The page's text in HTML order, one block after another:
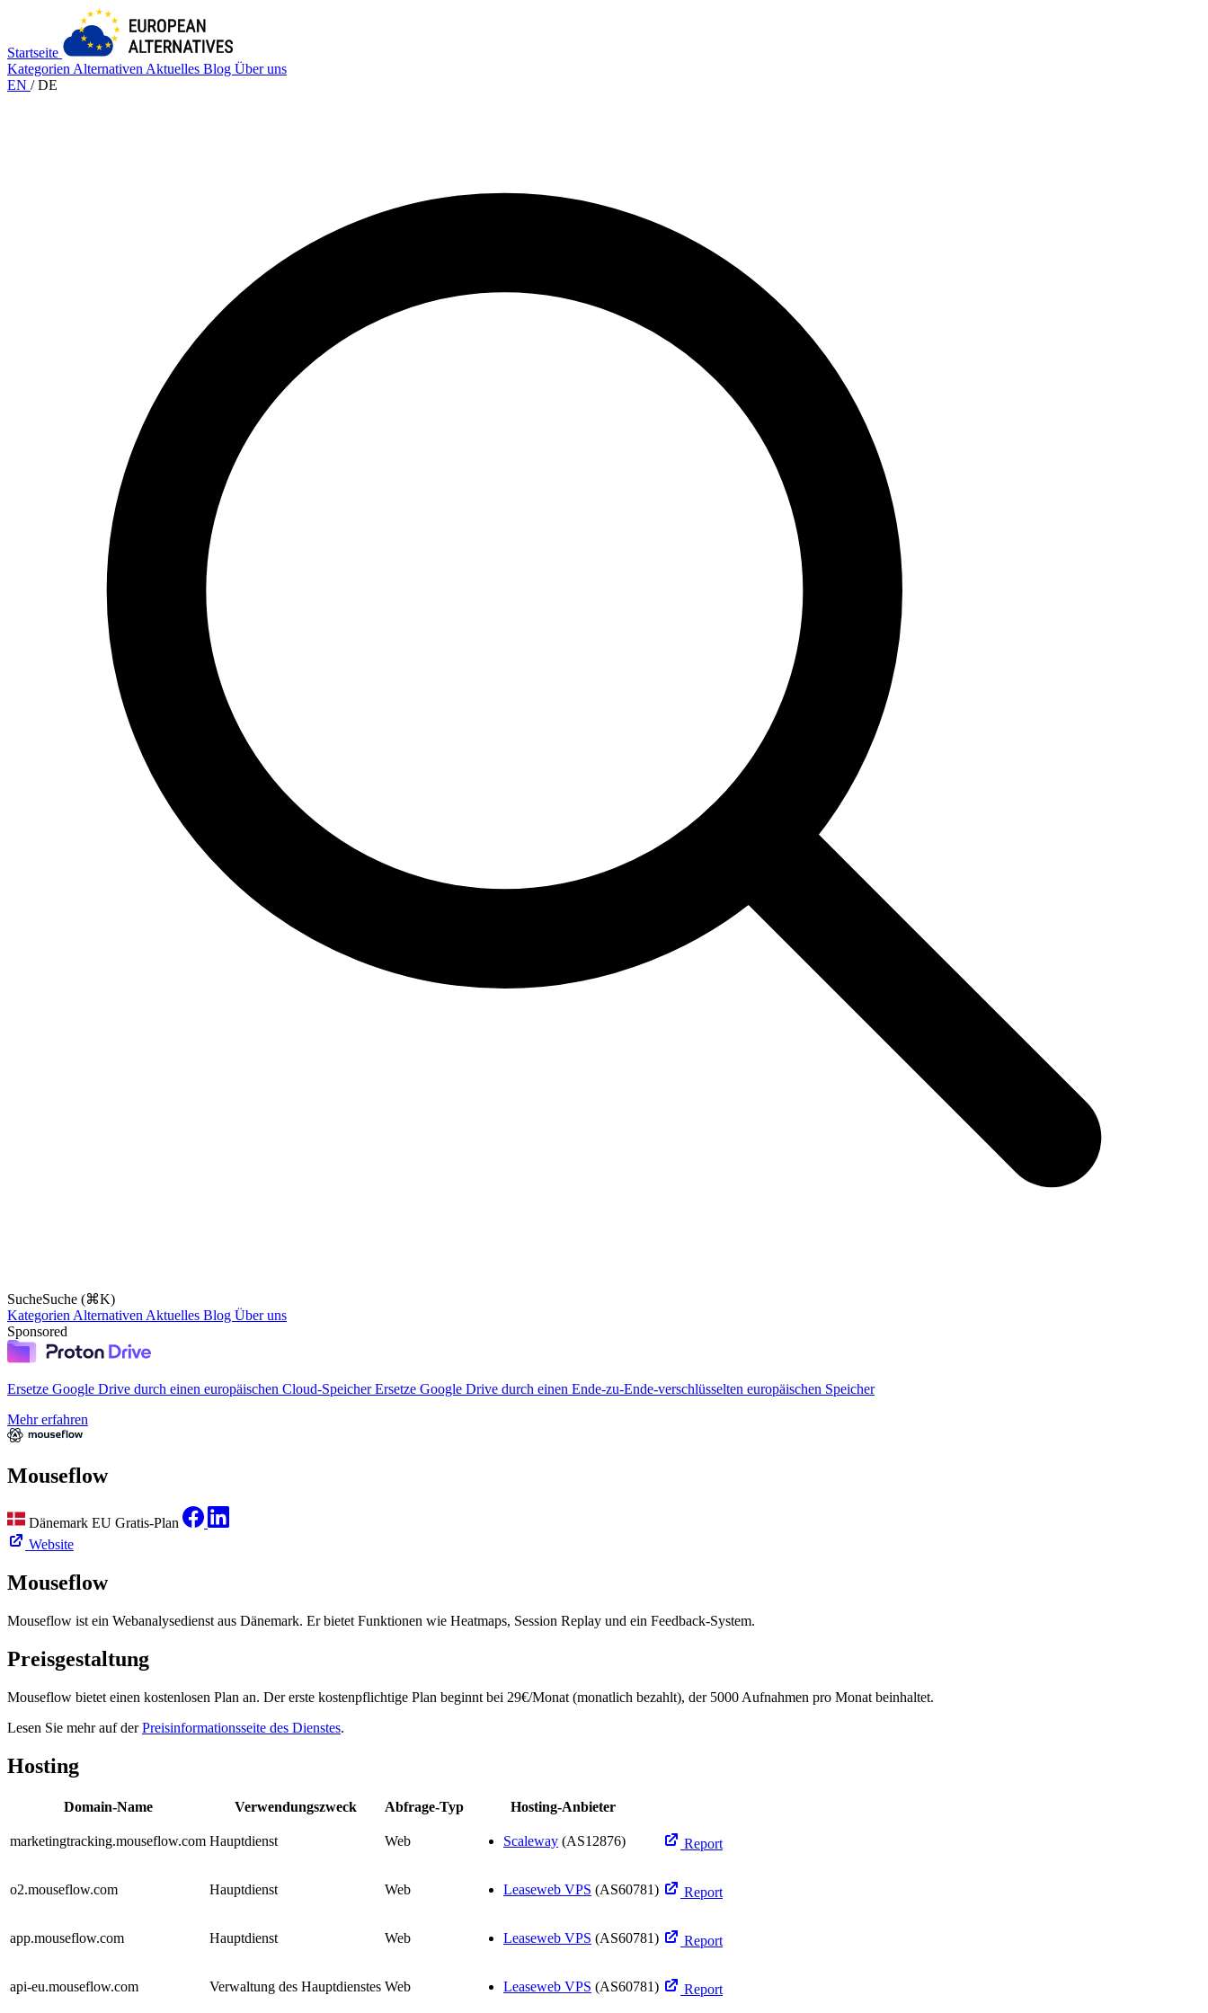
Startseite
Kategorien Alternativen Aktuelles Blog Über uns
EN / DE
SucheSuche (⌘K)
Kategorien Alternativen Aktuelles Blog Über uns
Sponsored
Ersetze Google Drive durch einen europäischen Cloud-Speicher Ersetze Google Drive durch einen Ende-zu-Ende-verschlüsselten europäischen Speicher
Mehr erfahren
Mouseflow
Dänemark EU Gratis-Plan
Website
Mouseflow
Mouseflow ist ein Webanalysedienst aus Dänemark. Er bietet Funktionen wie Heatmaps, Session Replay und ein Feedback-System.
Preisgestaltung
Mouseflow bietet einen kostenlosen Plan an. Der erste kostenpflichtige Plan beginnt bei 29€/Monat (monatlich bezahlt), der 5000 Aufnahmen pro Monat beinhaltet.
Lesen Sie mehr auf derPreisinformationsseite des Dienstes.
Hosting
Domain-Name Verwendungszweck Abfrage-Typ Hosting-Anbieter
marketingtracking.mouseflow.com Hauptdienst Web Scaleway (AS12876) Report
o2.mouseflow.com Hauptdienst Web Leaseweb VPS (AS60781) Report
app.mouseflow.com Hauptdienst Web Leaseweb VPS (AS60781) Report
api-eu.mouseflow.com Verwaltung des Hauptdienstes Web Leaseweb VPS (AS60781) Report